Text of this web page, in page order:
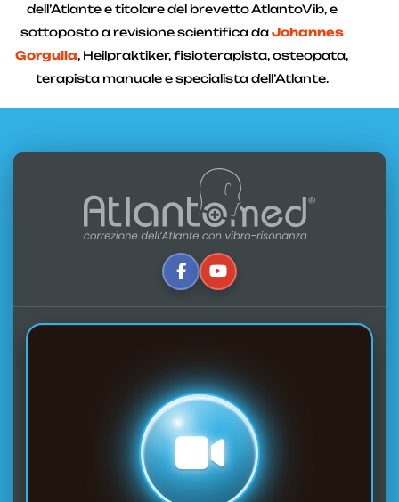
dell’Atlante e titolare del brevetto AtlantoVib, e
sottoposto a revisione scientifica daJohannes
Gorgulla, Heilpraktiker, fisioterapista, osteopata,
terapista manuale e specialista dell’Atlante.